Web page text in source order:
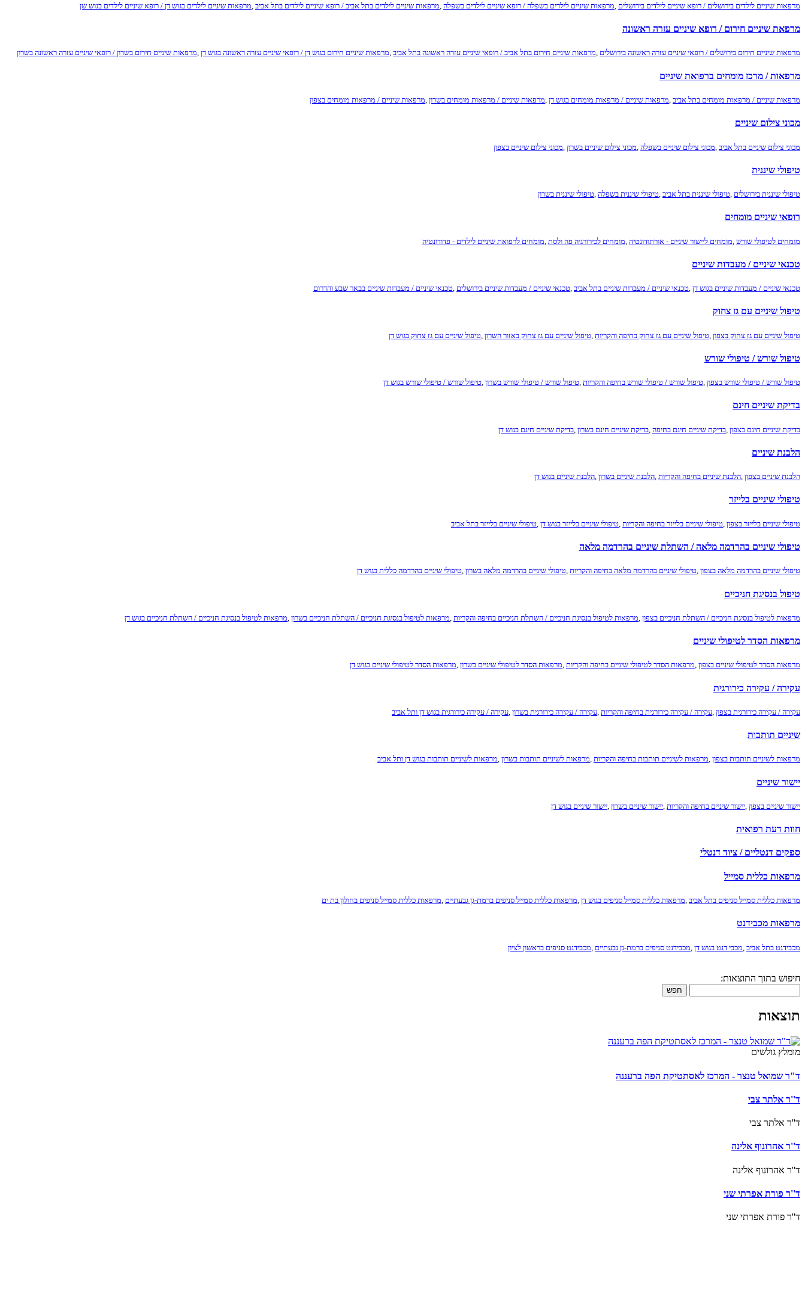
מרפאות שיניים לילדים בירושלים / רופא שיניים לילדים בירושלים מרפאות שיניים לילדים בשפלה / רופא שיניים לילדים בשפלה מרפאות שיניים לילדים בתל אביב / רופא שיניים לילדים בתל אביב מרפאות שיניים לילדים בגוש דן / רופא שיניים לילדים בגוש שן
מרפאת שיניים חירום / רופא שיניים עזרה ראשונה
מרפאות שיניים חירום בירושלים / רופאי שיניים עזרה ראשונה בירושלים ,מרפאות שיניים חירום בתל אביב / רופאי שיניים עזרה ראשונה בתל אביב ,מרפאות שיניים חירום בגוש דן / רופאי שיניים עזרה ראשונה בגוש דן ,מרפאות שיניים חירום בשרון / רופאי שיניים עזרה ראשונה בשרון
מרפאות / מרכז מומחים ברפואת שיניים
מרפאות שיניים / מרפאות מומחים בתל אביב מרפאות שיניים / מרפאות מומחים בגוש דן מרפאות שיניים / מרפאות מומחים בשרון מרפאות שיניים / מרפאות מומחים בצפון
מכוני צילום שיניים
מכוני צילום שיניים בתל אביב מכוני צילום שיניים בשפלה מכוני צילום שיניים בשרון מכוני צילום שיניים בצפון
טיפולי שיננית
טיפולי שיננית בירושלים ,טיפולי שיננית בתל אביב ,טיפולי שיננית בשפלה ,טיפולי שיננית בשרון
רופאי שיניים מומחים
מומחים לטיפולי שורש מומחים ליישור שיניים - אורתודונטיה מומחים לכירורגיה פה ולסת מומחים לרפואת שיניים לילדים - פדודונטיה
טכנאי שיניים / מעבדות שיניים
טכנאי שיניים / מעבדות שיניים בגוש דן ,טכנאי שיניים / מעבדות שיניים בתל אביב ,טכנאי שיניים / מעבדות שיניים בירושלים ,טכנאי שיניים / מעבדות שיניים בבאר שבע והדרום
טיפול שיניים עם גז צחוק
טיפול שיניים עם גז צחוק בצפון טיפול שיניים עם גז צחוק בחיפה והקריות טיפול שיניים עם גז צחוק באזור השרון טיפול שיניים עם גז צחוק בגוש דן
טיפול שורש / טיפולי שורש
טיפול שורש / טיפולי שורש בצפון ,טיפול שורש / טיפולי שורש בחיפה והקריות ,טיפול שורש / טיפולי שורש בשרון ,טיפול שורש / טיפולי שורש בגוש דן
בדיקת שיניים חינם
בדיקת שיניים חינם בצפון בדיקת שיניים חינם בחיפה בדיקת שיניים חינם בשרון בדיקת שיניים חינם בגוש דן
הלבנת שיניים
הלבנת שיניים בצפון ,הלבנת שיניים בחיפה והקריות ,הלבנת שיניים בשרון ,הלבנת שיניים בגוש דן
טיפולי שיניים בלייזר
טיפולי שיניים בלייזר בצפון טיפולי שיניים בלייזר בחיפה והקריות טיפולי שיניים בלייזר בגוש דן טיפולי שיניים בלייזר בתל אביב
טיפולי שיניים בהרדמה מלאה / השתלת שיניים בהרדמה מלאה
טיפולי שיניים בהרדמה מלאה בצפון ,טיפולי שיניים בהרדמה מלאה בחיפה והקריות ,טיפולי שיניים בהרדמה מלאה בשרון ,טיפולי שיניים בהרדמה כללית בגוש דן
טיפול בנסיגת חניכיים
מרפאות לטיפול בנסיגת חניכיים / השתלת חניכיים בצפון מרפאות לטיפול בנסיגת חניכיים / השתלת חניכיים בחיפה והקריות מרפאות לטיפול בנסיגת חניכיים / השתלת חניכיים בשרון מרפאות לטיפול בנסיגת חניכיים / השתלת חניכיים בגוש דן
מרפאות הסדר לטיפולי שיניים
מרפאות הסדר לטיפולי שיניים בצפון ,מרפאות הסדר לטיפולי שיניים בחיפה והקריות ,מרפאות הסדר לטיפולי שיניים בשרון ,מרפאות הסדר לטיפולי שיניים בגוש דן
עקירה / עקירה כירורגית
עקירה / עקירה כירורגית בצפון עקירה / עקירה כירורגית בחיפה והקריות עקירה / עקירה כירורגית בשרון עקירה / עקירה כירורגית בגוש דן ותל אביב
שיניים תותבות
מרפאות לשיניים תותבות בצפון ,מרפאות לשיניים תותבות בחיפה והקריות ,מרפאות לשיניים תותבות בשרון ,מרפאות לשיניים תותבות בגוש דן ותל אביב
יישור שיניים
יישור שיניים בצפון יישור שיניים בחיפה והקריות יישור שיניים בשרון יישור שיניים בגוש דן
חוות דעת רפואית
ספקים דנטליים / ציוד דנטלי
מרפאות כללית סמייל
מרפאות כללית סמייל סניפים בתל אביב ,מרפאות כללית סמייל סניפים בגוש דן ,מרפאות כללית סמייל סניפים ברמת-גן גבעתיים ,מרפאות כללית סמייל סניפים בחולון בת ים
מרפאות מכבידנט
מכבידנט בתל אביב מכבי דנט בגוש דן מכבידנט סניפים ברמת-גן גבעתיים מכבידנט סניפים בראשון לציון
חיפוש בתוך התוצאות:
חפש
תוצאות
מומלץ גולשים
ד"ר שמואל טנצר - המרכז לאסתטיקת הפה ברעננה
ד''ר אלתר צבי
ד''ר אלתר צבי
ד''ר אהרונוף אלינה
ד''ר אהרונוף אלינה
ד''ר פורת אפרתי שני
ד''ר פורת אפרתי שני